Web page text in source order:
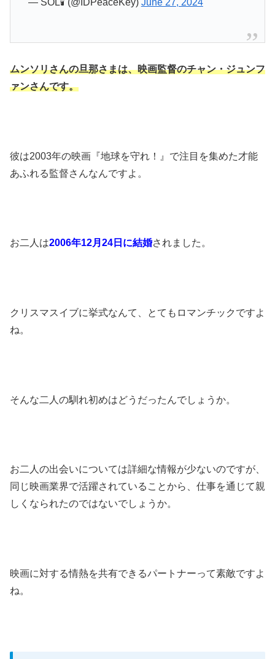
— SOL🕯 (@IDPeaceKey) June 27, 2024
ムンソリさんの旦那さまは、映画監督のチャン・ジュンフ
ァンさんです。
彼は2003年の映画『地球を守れ！』で注目を集めた才能
あふれる監督さんなんですよ。
お二人は2006年12月24日に結婚されました。
クリスマスイブに挙式なんて、とてもロマンチックですよ
ね。
そんな二人の馴れ初めはどうだったんでしょうか。
お二人の出会いについては詳細な情報が少ないのですが、
同じ映画業界で活躍されていることから、仕事を通じて親
しくなられたのではないでしょうか。
映画に対する情熱を共有できるパートナーって素敵ですよ
ね。